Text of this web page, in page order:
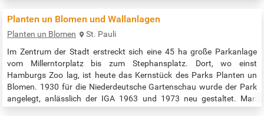
regelmäßig Führungen zur Geschichte des Bergs von einer
Mülldeponie zum Energieberg statt: sonnabends und sonntags um
13.30 Uhr …
Planten un Blomen und Wallanlagen
Planten un Blomen
St. Pauli
Im Zentrum der Stadt erstreckt sich eine 45 ha große Parkanlage
vom Millerntorplatz bis zum Stephansplatz. Dort, wo einst
Hamburgs Zoo lag, ist heute das Kernstück des Parks Planten un
Blomen. 1930 für die Niederdeutsche Gartenschau wurde der Park
angelegt, anlässlich der IGA 1963 und 1973 neu gestaltet. Man